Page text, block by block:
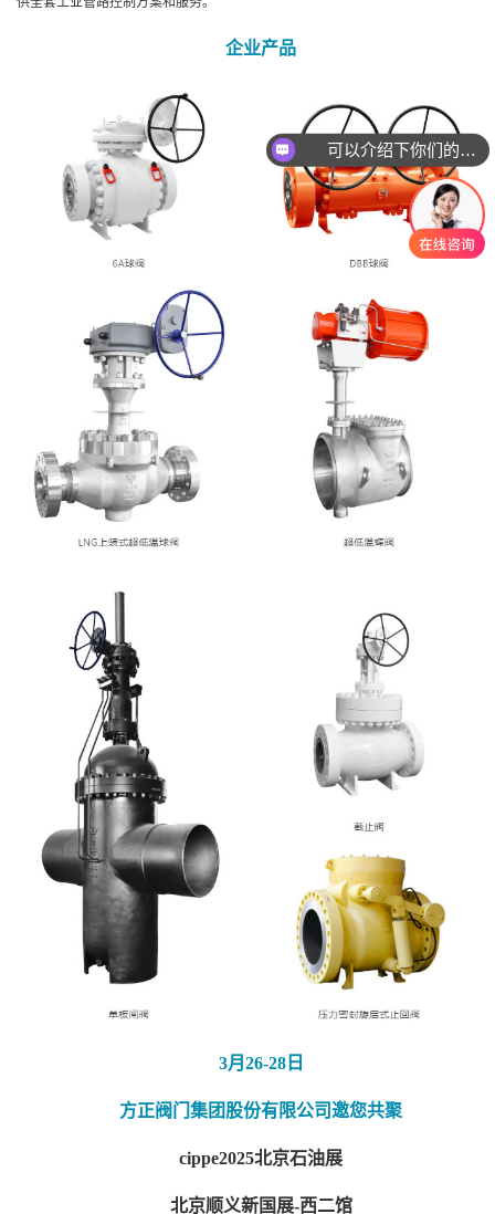
企业产品
3月26-28日
方正阀门集团股份有限公司邀您共聚
cippe2025北京石油展
北京顺义新国展-西二馆
可以介绍下你们的产品么